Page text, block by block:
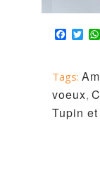
Tags:
voeux,
Tupin